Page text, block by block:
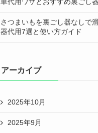
さつまいもを裏ごし器なしで
器代用7選と使い方ガイド
アーカイブ
2025年10月
2025年9月